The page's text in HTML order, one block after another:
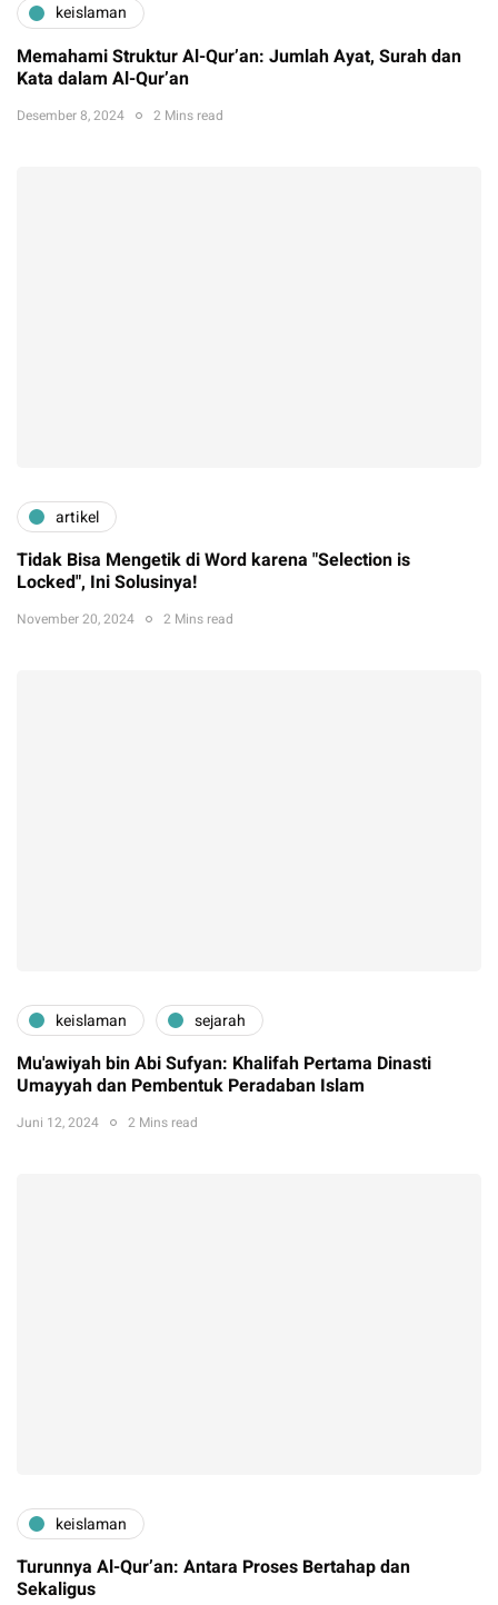
keislaman
Memahami Struktur Al-Qur’an: Jumlah Ayat, Surah dan
Kata dalam Al-Qur’an
Desember 8, 2024 2 Mins read
artikel
Tidak Bisa Mengetik di Word karena "Selection is
Locked", Ini Solusinya!
November 20, 2024 2 Mins read
keislaman sejarah
Mu'awiyah bin Abi Sufyan: Khalifah Pertama Dinasti
Umayyah dan Pembentuk Peradaban Islam
Juni 12, 2024 2 Mins read
keislaman
Turunnya Al-Qur’an: Antara Proses Bertahap dan
Sekaligus